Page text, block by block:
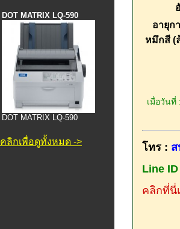
DOT MATRIX LQ-590
DOT MATRIX LQ-590
คลิกเพื่อดูทั้งหมด ->
อายุก
หมึกสี (
เมื่อวันที่
โทร : ส
Line
คลิกที่นี่